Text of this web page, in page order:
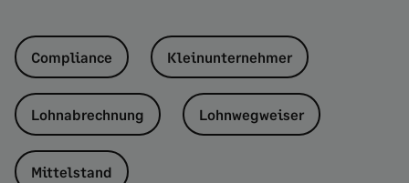
Compliance Kleinunternehmer
Lohnabrechnung Lohnwegweiser
Mittelstand